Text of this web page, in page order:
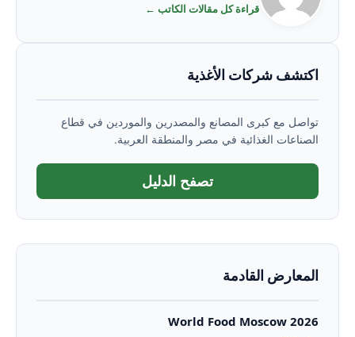
قراءة كل مقالات الكاتب ←
اكتشف شركات الأغذية
تواصل مع كبرى المصانع والمصدرين والموردين في قطاع
الصناعات الغذائية في مصر والمنطقة العربية.
تصفح الدليل
المعارض القادمة
World Food Moscow 2026